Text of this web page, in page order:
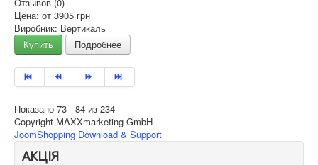
Цена: от 3905 грн
Виробник: Вертикаль
Купить
Подробнее
Показано 73 - 84 из 234
Copyright MAXXmarketing GmbH
JoomShopping Download & Support
АКЦІЯ